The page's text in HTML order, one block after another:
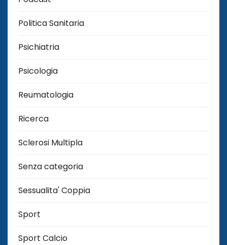
Politica Sanitaria
Psichiatria
Psicologia
Reumatologia
Ricerca
Sclerosi Multipla
Senza categoria
Sessualita' Coppia
Sport
Sport Calcio